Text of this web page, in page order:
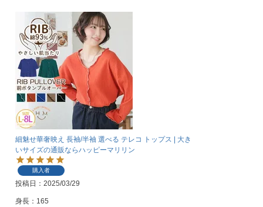
細魅せ華奢映え 長袖/半袖 選べる テレコ トップス | 大き
いサイズの通販ならハッピーマリリン
購入者
投稿日 2025/03/29
身長：165